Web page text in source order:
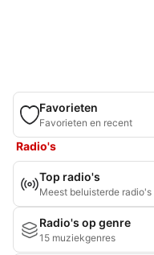
Favorieten
Favorieten en recent
Radio's
Top radio's
Meest beluisterde radio's
Radio's op genre
15 muziekgenres